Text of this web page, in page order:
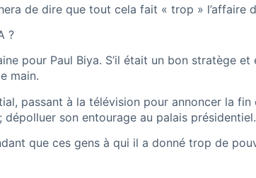
de dire que tout cela fait « trop » l’affaire
?
pour Paul Biya. S’il était un bon stratège
main.
passant à la télévision pour annoncer la
dépolluer son entourage au palais
que ces gens à qui il a donné trop de